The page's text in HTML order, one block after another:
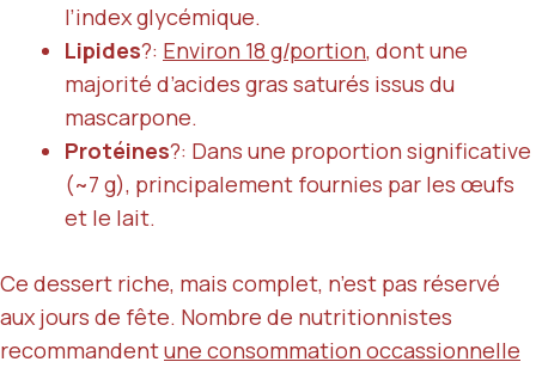
l’index glycémique.
Lipides?: Environ 18 g/portion, dont une
majorité d’acides gras saturés issus du
mascarpone.
Protéines?: Dans une proportion significative
(~7 g), principalement fournies par les œufs
et le lait.
Ce dessert riche, mais complet, n’est pas réservé
aux jours de fête. Nombre de nutritionnistes
recommandentune consommation occassionnelle